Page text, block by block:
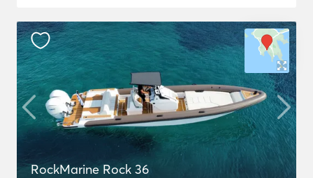
RockMarine Rock 36